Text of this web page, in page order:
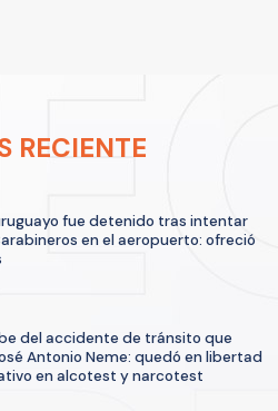
RECIENTE
fue detenido tras intentar
en el aeropuerto: ofreció
del accidente de tránsito que
Antonio Neme: quedó en libertad
en alcotest y narcotest